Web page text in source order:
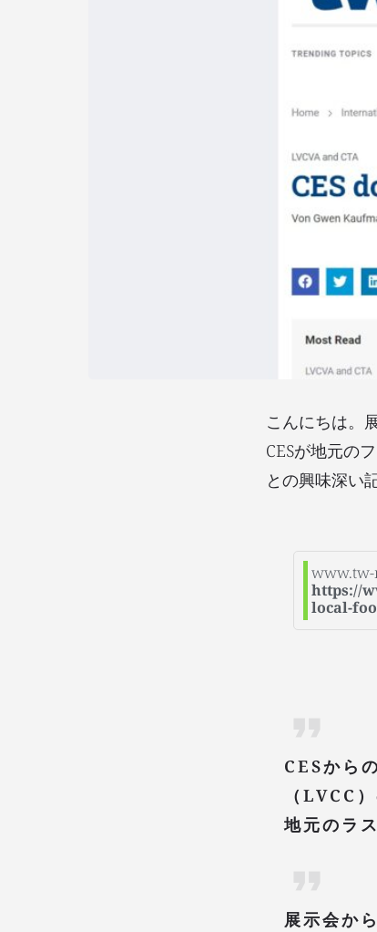
こんにちは。
CESが地元の
との興味深い
www.tw-
https://
local-
CESから
（LVCC
地元のラ
展示会か